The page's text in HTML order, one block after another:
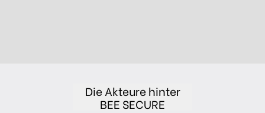
Die Akteure hinter
BEE SECURE